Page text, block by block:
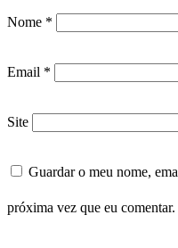
Nome *
Email *
Site
Guardar o meu nome,
próxima vez que eu comentar.